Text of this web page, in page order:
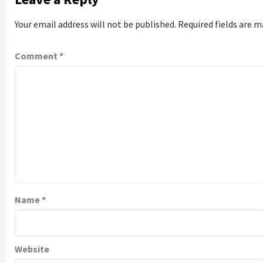
Your email address will not be published. Required fields are
Comment *
Name*
Website